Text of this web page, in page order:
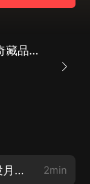
超級鑒寶系統|探尋珍奇藏品的秘密| 超凡鑒寶| AI多播
片花【歡迎關注、點擊訂閱、投月票支持主播吧】 2min